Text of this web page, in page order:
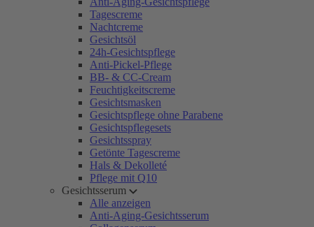
Tagescreme
Nachtcreme
Gesichtsöl
24h-Gesichtspflege
Anti-Pickel-Pflege
BB- & CC-Cream
Feuchtigkeitscreme
Gesichtsmasken
Gesichtspflege ohne Parabene
Gesichtspflegesets
Gesichtsspray
Getönte Tagescreme
Hals & Dekolleté
Pflege mit Q10
Gesichtsserum
Alle anzeigen
Anti-Aging-Gesichtsserum